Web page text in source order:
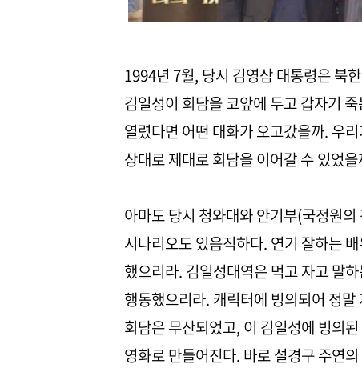
1994년 7월, 당시 김영삼 대통령은 북
김일성이 회담을 코앞에 두고 갑자기
열렸다면 어떤 대화가 오고갔을까. 우
상대로 제대로 회담을 이어갈 수 있었을
아마도 당시 청와대와 안기부(국정원
시나리오도 있음직하다. 연기 잘하는
했으리라. 김일성대역은 먹고 자고 말
행동했으리라. 캐릭터에 빙의되어 정
회담은 무산되었고, 이 김일성에 빙의
영화로 만들어진다. 바로 설경구 주연의